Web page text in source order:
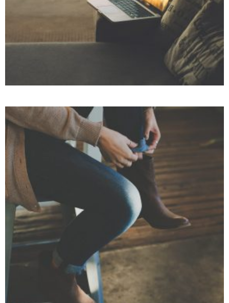
SMALL THUMBS FULL WIDTH
Motion